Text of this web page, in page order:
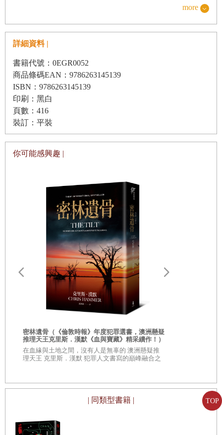
TOP
鄙，老農早習以為常，不怕叮咬。但今天他心情不好，孫子
在部隊出了事，他難以接受。面對河水、空曠的河岸，他覺
得稍稍放鬆，可這蒼蠅偏偏來招惹。
四月早晨七點，太陽快失去溫馴的脾氣。白鷺鷥緩緩起飛，
展翅沿著河面低空翱翔。老農感到鼻前空氣窒結，沒有一點
風，藍天、遠山、河流以及鷺鷥翩然身影，透露臺北漫長
的，夏的氣息。
淡水河流淌緩慢，時間黏稠，好像永遠達不到更好的時日。
河對岸的遠山像個躺臥的女人，那是「馬列山」，人們私底
「觀音山」，那是宗教還未被視作精神鴉片全面禁絕的時
代。不管什麼女人，側臉都不會難看，塌鼻子變高聳，寬闊
的額頭，順著山線隆起的胸部，莊嚴神聖。女人的柔媚曲線
可以化解男人粗礪的浮躁與持重。
河堤外河岸這一菜畦，耙梳整齊的田地像片長了苔蘚的黑巧
克力，一格格的長方形，一點點的綠毛。田旁小屋，用廢棄
木板、幾口大小不一的容器和廢棄物搭成，屋裡放著鏟、
鋤、鐮刀……等農具。小屋從不上鎖，農具以白漆噴上生產
隊編號，都是他從生產隊「借來的」。在他心裡是「借」，
一點都不心虛。況且他想孫子在解放軍當連長，憑這一點，
誰敢來跟他計較。
褪色的紅布條—生產幹部的標誌。有了這個識別，一般民眾
便不敢過問。他很清楚其中的公私分寸，也知道如何利用自
土裡蠢蠢欲動，不久就會鑽出土壤向天空伸展。差不多再兩
more
詳細資料 |
書籍代號：0EGR0052
商品條碼EAN：9786263145139
ISBN：9786263145139
印刷：黑白
頁數：416
裝訂：平裝
你可能感興趣 |
密林遺骨（《倫敦時報》年度犯罪選書，澳洲懸疑
推理天王克里斯．漢默《血與寶藏》精采續作！）
在血緣與土地之間，沒有人是無辜的 澳洲懸疑推
理天王 克里斯．漢默 犯罪人文書寫的巔峰融合之
| 同類型書籍 |